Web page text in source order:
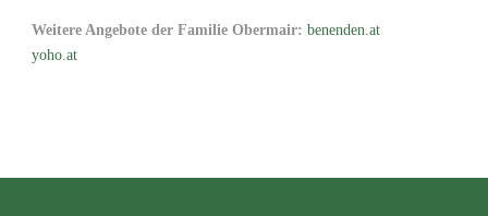
Weitere Angebote der Familie Obermair: benenden.at
yoho.at